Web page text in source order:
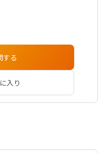
する
入り